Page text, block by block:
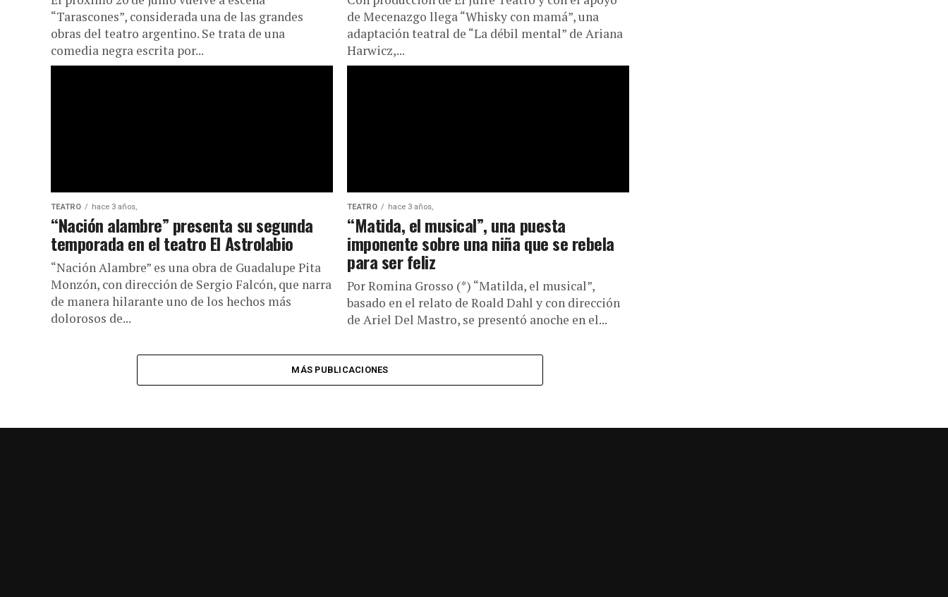
“Tarascones”, considerada una de las grandes
obras del teatro argentino. Se trata de una
comedia negra escrita por...
de Mecenazgo llega “Whisky con mamá”, una
adaptación teatral de “La débil mental” de Ariana
Harwicz,...
TEATRO hace 3 años,
“Nación alambre” presenta su segunda
temporada en el teatro El Astrolabio
“Nación Alambre” es una obra de Guadalupe Pita
Monzón, con dirección de Sergio Falcón, que narra
de manera hilarante uno de los hechos más
dolorosos de...
TEATRO hace 3 años,
“Matida, el musical”, una puesta
imponente sobre una niña que se rebela
para ser feliz
Por Romina Grosso (*) “Matilda, el musical”,
basado en el relato de Roald Dahl y con dirección
de Ariel Del Mastro, se presentó anoche en el...
MÁS PUBLICACIONES